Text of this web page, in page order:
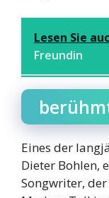
Lesen Sie
Freundin
Eines der
Dieter Bohlen,
Songwriter,